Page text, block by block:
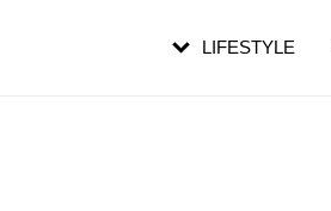
LIFESTYLE
pe măsură ce înaintezi în vârstă